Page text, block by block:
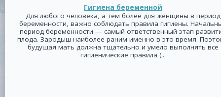
Гигиена беременной
Для любого человека, а тем более для женщины в период
беременности, важно соблюдать правила гигиены.
период беременности — самый ответственный этап
плода. Зародыш наиболее раним именно в это время.
будущая мать должна тщательно и умело выполнять все
гигиенические правила (...